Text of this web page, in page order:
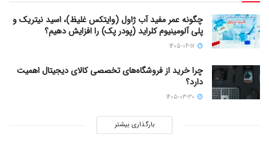
چگونه عمر مفید آب ژاول (وایتکس غلیظ)، اسید نیتریک و
پلی آلومینیوم کلراید (پودر پک) را افزایش دهیم؟
چرا خرید از فروشگاه‌های تخصصی کالای دیجیتال اهمیت
دارد؟
بارگذاری بیشتر